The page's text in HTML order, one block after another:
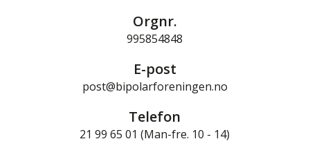
Orgnr.
995854848
E-post
post@bipolarforeningen.no
Telefon
21 99 65 01 (Man-fre. 10 - 14)